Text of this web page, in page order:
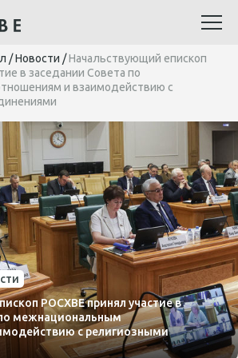
/Новости /Начальствующий епископ
в заседании Совета по
и взаимодействию с
РОСХВЕ принял участие в
межнациональным
с религиозными